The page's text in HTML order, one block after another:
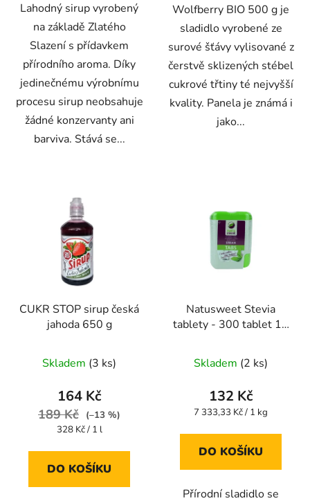
Lahodný sirup vyrobený
na základě Zlatého
Slazení s přídavkem
přírodního aroma. Díky
jedinečnému výrobnímu
procesu sirup neobsahuje
žádné konzervanty ani
barviva. Stává se...
Wolfberry BIO 500 g je
sladidlo vyrobené ze
surové šťávy vylisované z
čerstvě sklizených stébel
cukrové třtiny té nejvyšší
kvality. Panela je známá i
jako...
CUKR STOP sirup česká
jahoda 650 g
Skladem (3 ks)
164 Kč
189 Kč
(–13 %)
Měrná
328 Kč / 1 l
DO KOŠÍKU
Natusweet Stevia
tablety - 300 tablet 18
Skladem (2 ks)
132 Kč
Měrná
7 333,33 Kč / 1 kg
DO KOŠÍKU
Přírodní sladidlo se